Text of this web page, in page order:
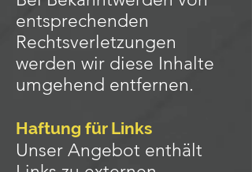
entsprechenden
Rechtsverletzungen
werden wir diese Inhalte
umgehend entfernen.
Haftung für Links
Unser Angebot enthält